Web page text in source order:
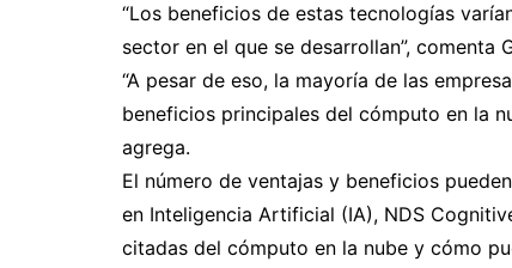
“Los beneficios de estas tecnologías
sector en el que se desarrollan”, comenta
“A pesar de eso, la mayoría de las
beneficios principales del cómputo en la
agrega.
El número de ventajas y beneficios
en Inteligencia Artificial (IA), NDS
citadas del cómputo en la nube y cómo